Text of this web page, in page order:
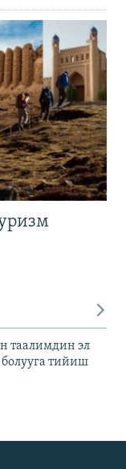
таалимдин эл
тийиш